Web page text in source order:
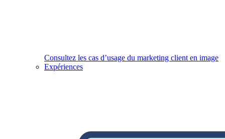
Consultez les cas d’usage du marketing client en image
Expériences